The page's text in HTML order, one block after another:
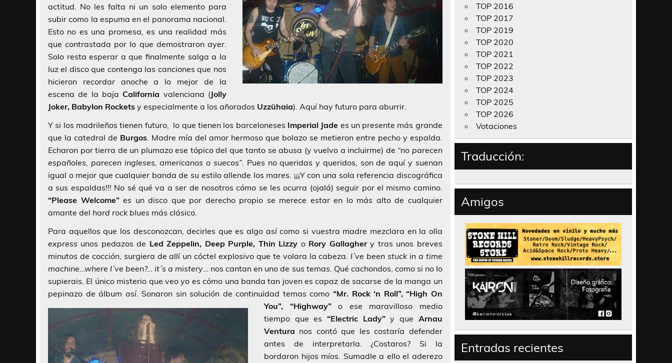
actitud. No les falta ni un solo elemento para
subir como la espuma en el panorama nacional.
Esto no es una promesa, es una realidad más
que contrastada por lo que demostraron ayer.
Solo resta esperar a que finalmente salga a la
luz el disco que contenga las canciones que nos
hicieron recordar anoche a lo mejor de la
escena de la bajaCalifornia valenciana (Jolly
Joker, Babylon Rockets y especialmente a los añorados Uzzühaia). Aquí hay futuro para aburrir.
Y si los madrileños tienen futuro, lo que tienen los barceloneses Imperial Jade es un presente más grande
que la catedral de Burgos. Madre mía del amor hermoso que bolazo se metieron entre pecho y espalda.
Echaron por tierra de un plumazo ese tópico del que tanto se abusa (y vuelvo a incluirme) de “no parecen
españoles, parecen ingleses, americanos o suecos”. Pues no queridas y queridos, son de aquí y suenan
igual o mejor que cualquier banda de su estilo allende los mares. ¡¡¡Y con una sola referencia discográfica
a sus espaldas!!! No sé qué va a ser de nosotros cómo se les ocurra (ojalá) seguir por el mismo camino.
“Please Welcome”es un disco que por derecho propio se merece estar en lo más alto de cualquier
amante del hard rock blues más clásico.
Para aquellos que los desconozcan, decirles que es algo así como si vuestra madre mezclara en la olla
express unos pedazos de Led Zeppelin, Deep Purple, Thin Lizzy o Rory Gallaghery tras unos breves
minutos de cocción, surgiera de allí un cóctel explosivo que te volara la cabeza. I´ve been stuck in a time
machine…where I´ve been?… it´s a mistery… nos cantan en uno de sus temas. Qué cachondos, como si no lo
supierais. El único misterio que veo yo es cómo una banda tan joven es capaz de sacarse de la manga un
pepinazo de álbum así. Sonaron sin solución de continuidad temas como“Mr. Rock ‘n Roll”, “High On
You”, “Highway”o ese maravilloso medio
tiempo que es“Electric Lady”y que Arnau
Ventura nos contó que les costaría defender
antes de interpretarla. ¿Costaros? Si la
bordaron hijos míos. Sumadle a ello el aderezo
TOP 2016
TOP 2017
TOP 2019
TOP 2020
TOP 2021
TOP 2022
TOP 2023
TOP 2024
TOP 2025
TOP 2026
Votaciones
Traducción:
Amigos
Entradas recientes